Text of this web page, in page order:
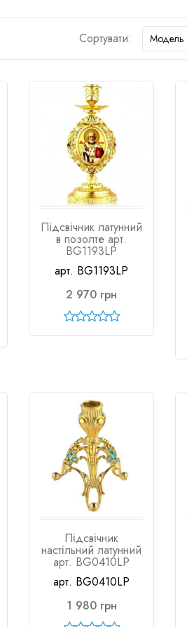
Сортувати:
Підсвічник латунний
в позолте арт.
BG1193LP
арт. BG1193LP
2 970 грн
Підсвічник
настільний латунний
арт. BG0410LP
арт. BG0410LP
1 980 грн